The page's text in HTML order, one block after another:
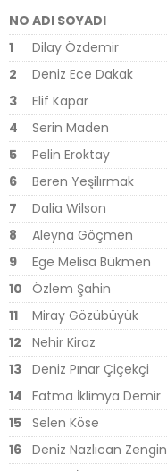
NO ADI SOYADI
1
Dilay Özdemir
2
Deniz Ece Dakak
3
Elif Kapar
4
Serin Maden
5
Pelin Eroktay
6
Beren Yeşilırmak
7
Dalia Wilson
8
Aleyna Göçmen
9
Ege Melisa Bükmen
10 Özlem Şahin
11
Miray Gözübüyük
12
Nehir Kiraz
13 Deniz Pınar Çiçekçi
14 Fatma İklimya Demir
15 Selen Köse
16 Deniz Nazlıcan Zengin